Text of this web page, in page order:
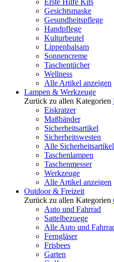
Erste Hilfe Kits
Gesichtsmaske
Gesundheitspflege
Handpflege
Kulturbeutel
Lippenbalsam
Sonnencreme
Taschentücher
Wellness
Alle Artikel anzeigen
Lampen & Werkzeuge
Zurück zu allen Kategorien
Eiskratzer
Maßbänder
Sicherheitsartikel
Sicherheitswesten
Alle
Taschenlampen
Taschenmesser
Werkzeuge
Alle Artikel anzeigen
Outdoor & Freizeit
Zurück zu allen Kategorien
Auto und Fahrrad
Sattelbezuege
Alle Auto und
Ferngläser
Frisbees
Garten